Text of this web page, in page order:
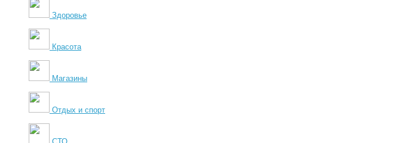
Здоровье
Красота
Магазины
Отдых и спорт
СТО